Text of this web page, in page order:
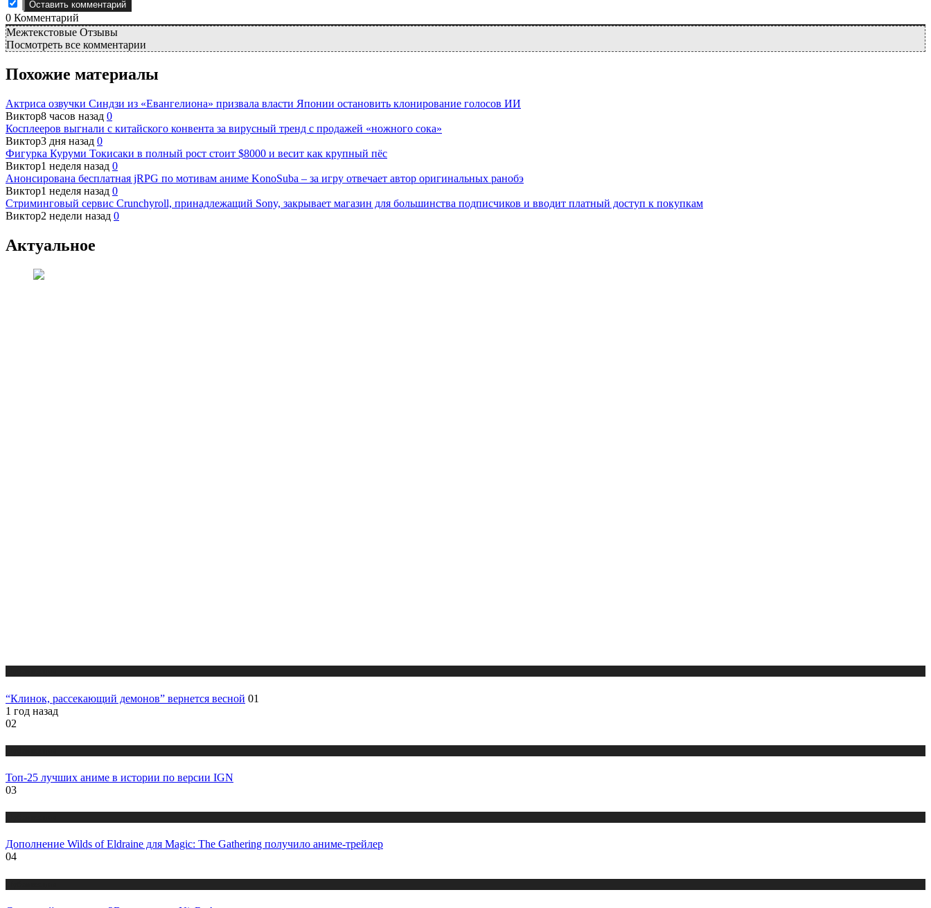
0 Комментарий
Межтекстовые Отзывы
Посмотреть все комментарии
Похожие материалы
Актриса озвучки Синдзи из «Евангелиона» призвала власти Японии остановить клонирование голосов ИИ
Виктор8 часов назад 0
Косплееров выгнали с китайского конвента за вирусный тренд с продажей «ножного сока»
Виктор3 дня назад 0
Фигурка Куруми Токисаки в полный рост стоит $8000 и весит как крупный пёс
Виктор1 неделя назад 0
Анонсирована бесплатная jRPG по мотивам аниме KonoSuba – за игру отвечает автор оригинальных ранобэ
Виктор1 неделя назад 0
Стриминговый сервис Crunchyroll, принадлежащий Sony, закрывает магазин для большинства подписчиков и вводит платный доступ к покупкам
Виктор2 недели назад 0
Актуальное
“Клинок, рассекающий демонов” вернется весной 01
1 год назад
02
Топ-25 лучших аниме в истории по версии IGN
03
Дополнение Wilds of Eldraine для Magic: The Gathering получило аниме-трейлер
04